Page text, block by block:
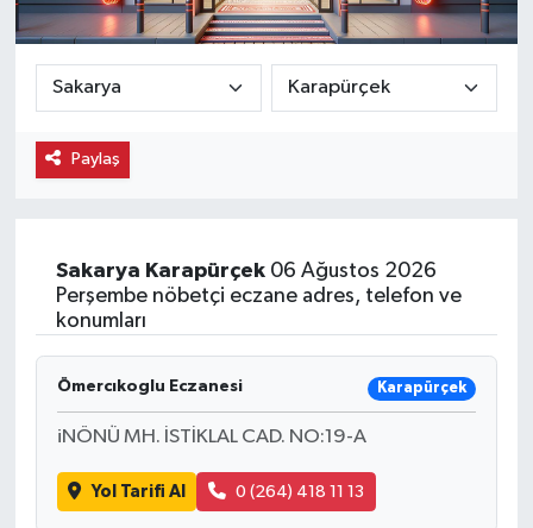
Paylaş
Sakarya Karapürçek06 Ağustos 2026
Perşembe nöbetçi eczane adres, telefon ve
konumları
Ömercıkoglu Eczanesi Karapürçek
iNÖNÜ MH. İSTİKLAL CAD. NO:19-A
Yol Tarifi Al 0 (264) 418 11 13
Ekonomi
Eleman
Emlak
Gurme